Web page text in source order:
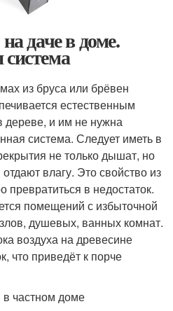
даче в доме.
из бруса или брёвен
естественным
дереве, и им не нужна
система. Следует иметь в
не только дышат, но
влагу. Это свойство из
превратиться в недостаток.
помещений с избыточной
душевых, ванных комнат.
воздуха на древесине
что приведёт к порче
частном доме